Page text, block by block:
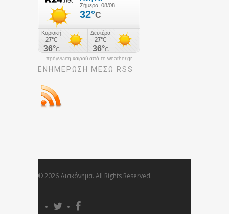
πρόγνωση καιρού από το weather.gr
ΕΝΗΜΈΡΩΣΉ ΜΕΣΩ RSS
© 2026 Διακόνημα. All Rights Reserved.